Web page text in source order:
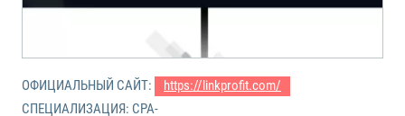
ОФИЦИАЛЬНЫЙ САЙТ:
https://linkprofit.com/
СПЕЦИАЛИЗАЦИЯ: CPA-